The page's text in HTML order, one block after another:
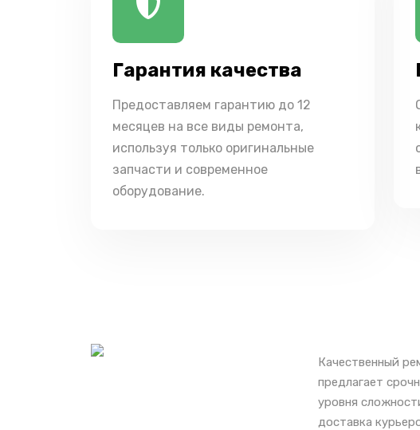
Гарантия качества
Предоставляем гарантию до 12
месяцев на все виды ремонта,
используя только оригинальные
запчасти и современное
оборудование.
Качественный
предлагает
уровня
доставка